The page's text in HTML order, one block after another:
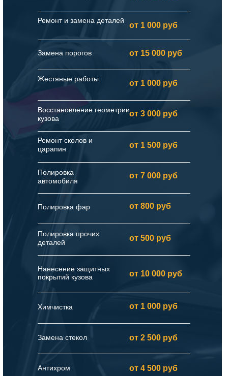
Ремонт и замена деталей
от 1 000 руб
Замена порогов от 15 000 руб
Жестяные работы от 1 000 руб
Восстановление геометрии
кузова
от 3 000 руб
Ремонт сколов и
царапин
от 1 500 руб
Полировка
автомобиля
от 7 000 руб
Полировка фар от 800 руб
Полировка прочих
деталей
от 500 руб
Нанесение защитных
покрытий кузова
от 10 000 руб
Химчистка от 1 000 руб
Замена стекол от 2 500 руб
Антихром от 4 500 руб